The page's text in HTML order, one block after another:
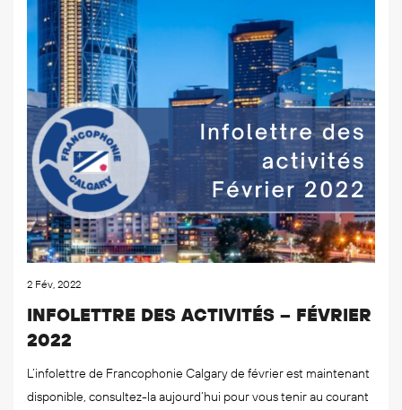
2 Fév, 2022
INFOLETTRE DES ACTIVITÉS – FÉVRIER
2022
L’infolettre de Francophonie Calgary de février est maintenant
disponible, consultez-la aujourd’hui pour vous tenir au courant